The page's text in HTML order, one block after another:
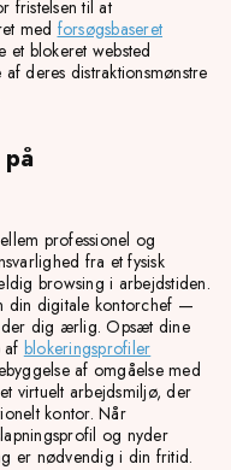
fristelsen til at
med forsøgsbaseret
et blokeret websted
deres distraktionsmønstre
professionel og
fra et fysisk
browsing i arbejdstiden.
din digitale kontorchef —
dig ærlig. Opsæt dine
af blokeringsprofiler
af omgåelse med
virtuelt arbejdsmiljø, der
kontor. Når
og nyder
er nødvendig i din fritid.